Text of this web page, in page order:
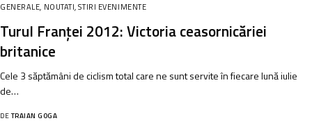
GENERALE, NOUTATI,STIRI EVENIMENTE
Turul Franței 2012: Victoria ceasornicăriei
britanice
Cele 3 săptămâni de ciclism total care ne sunt servite în fiecare lună iulie
de…
DE TRAIAN GOGA